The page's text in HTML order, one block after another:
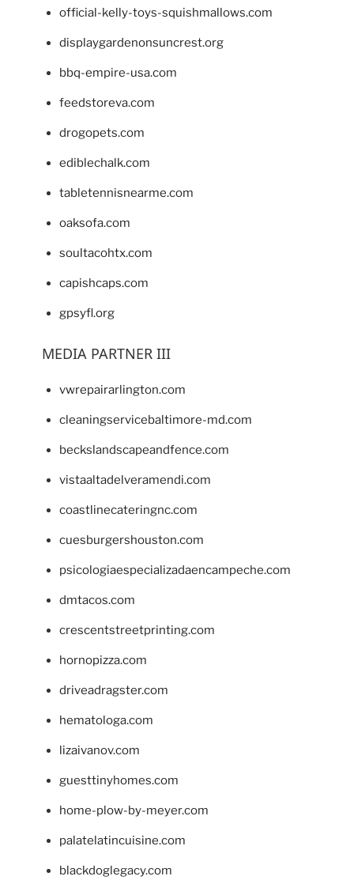
official-kelly-toys-squishmallows.com
displaygardenonsuncrest.org
bbq-empire-usa.com
feedstoreva.com
drogopets.com
ediblechalk.com
tabletennisnearme.com
oaksofa.com
soultacohtx.com
capishcaps.com
gpsyfl.org
MEDIA PARTNER III
vwrepairarlington.com
cleaningservicebaltimore-md.com
beckslandscapeandfence.com
vistaaltadelveramendi.com
coastlinecateringnc.com
cuesburgershouston.com
psicologiaespecializadaencampeche.com
dmtacos.com
crescentstreetprinting.com
hornopizza.com
driveadragster.com
hematologa.com
lizaivanov.com
guesttinyhomes.com
home-plow-by-meyer.com
palatelatincuisine.com
blackdoglegacy.com